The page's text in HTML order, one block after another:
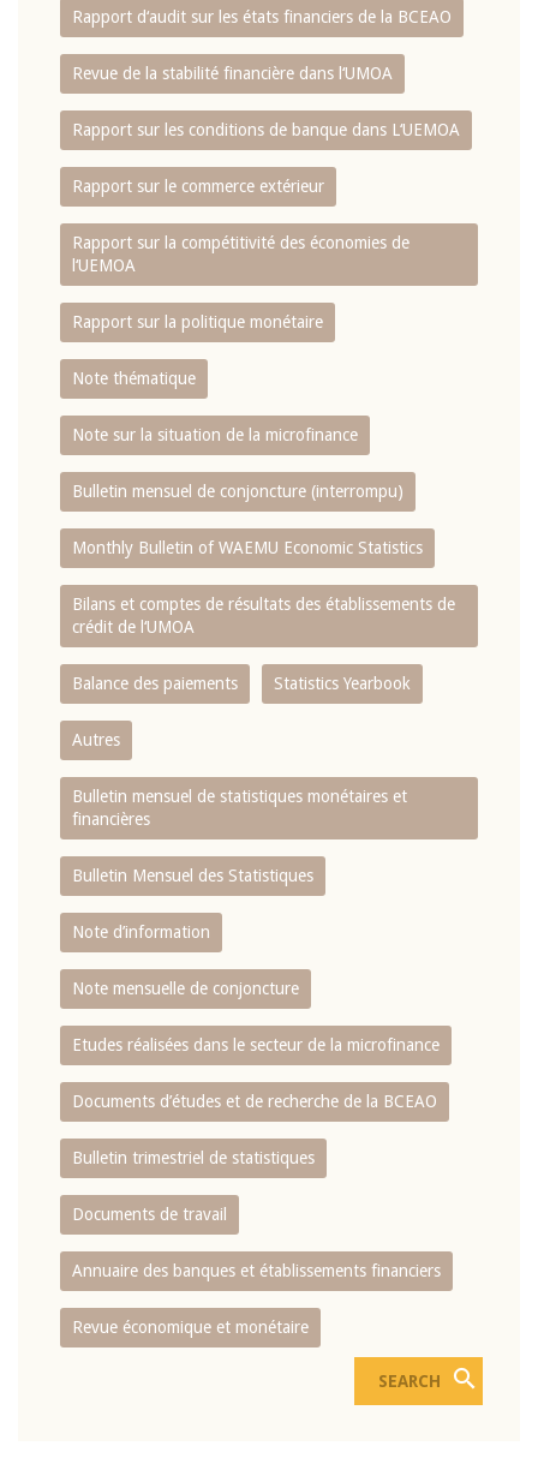
Rapport d‘audit sur les états financiers de la BCEAO
Revue de la stabilité financière dans l‘UMOA
Rapport sur les conditions de banque dans L‘UEMOA
Rapport sur le commerce extérieur
Rapport sur la compétitivité des économies de
l‘UEMOA
Rapport sur la politique monétaire
Note thématique
Note sur la situation de la microfinance
Bulletin mensuel de conjoncture (interrompu)
Monthly Bulletin of WAEMU Economic Statistics
Bilans et comptes de résultats des établissements de
crédit de l‘UMOA
Balance des paiements Statistics Yearbook
Autres
Bulletin mensuel de statistiques monétaires et
financières
Bulletin Mensuel des Statistiques
Note d’information
Note mensuelle de conjoncture
Etudes réalisées dans le secteur de la microfinance
Documents d’études et de recherche de la BCEAO
Bulletin trimestriel de statistiques
Documents de travail
Annuaire des banques et établissements financiers
Revue économique et monétaire